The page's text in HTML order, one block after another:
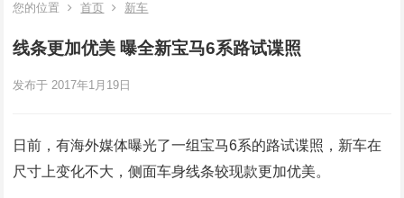
您的位置 首页 新车
线条更加优美 曝全新宝马6系路试谍照
发布于 2017年1月19日
日前，有海外媒体曝光了一组宝马6系的路试谍照，新车在
尺寸上变化不大，侧面车身线条较现款更加优美。